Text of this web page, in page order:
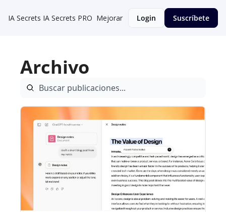
IA Secrets IA Secrets PRO Mejorar Login Suscríbete
Archivo